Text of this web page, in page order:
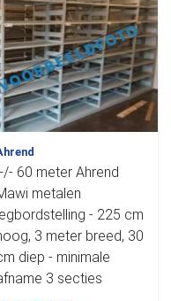
60 meter Ahrend
metalen
- 225 cm
3 meter breed, 30
diep - minimale
3 secties